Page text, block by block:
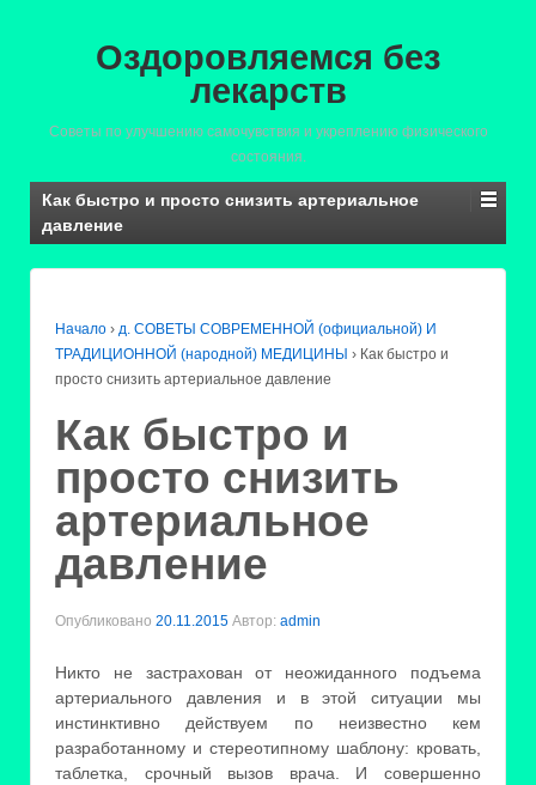
Оздоровляемся без
лекарств
Советы по улучшению самочувствия и укреплению физического
состояния.
Как быстро и просто снизить артериальное
давление
Начало › д. СОВЕТЫ СОВРЕМЕННОЙ (официальной) И
ТРАДИЦИОННОЙ (народной) МЕДИЦИНЫ › Как быстро и
просто снизить артериальное давление
Как быстро и
просто снизить
артериальное
давление
Опубликовано 20.11.2015 Автор: admin
Никто не застрахован от неожиданного подъема
артериального давления и в этой ситуации мы
инстинктивно действуем по неизвестно кем
разработанному и стереотипному шаблону: кровать,
таблетка, срочный вызов врача. И совершенно